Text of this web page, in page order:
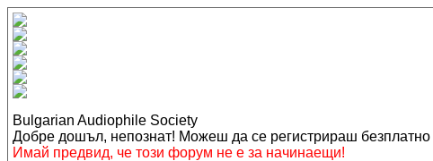
Bulgarian Audiophile Society
Добре дошъл, непознат! Можеш да се регистрираш безплатно
Имай предвид, че този форум не е за начинаещи!